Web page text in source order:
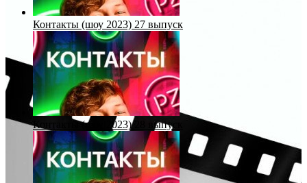
Контакты (шоу 2023) 27 выпуск
Контакты (шоу 2023) 28 выпуск